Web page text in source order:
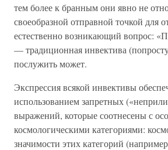
тем более к бранным они явно не
своеобразной отправной точкой для
естественно возникающий вопрос:
— традиционная инвектива
послужить может.
Экспрессия всякой инвективы
использованием запретных
выражений, которые соотнесены с
космологическими категориями:
значимости этих категорий